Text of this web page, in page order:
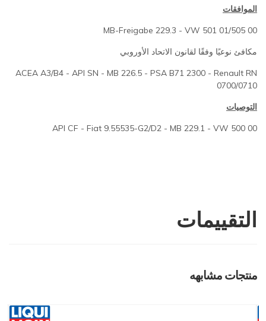
الموافقات
MB-Freigabe 229.3 - VW 501 01/505 00
مكافئ نوعيًا وفقًا لقانون الاتحاد الأوروبي
ACEA A3/B4 - API SN - MB 226.5 - PSA B71 2300 - Renault RN
0700/0710
التوصيات
API CF - Fiat 9.55535-G2/D2 - MB 229.1 - VW 500 00
التقييمات
منتجات مشابهه